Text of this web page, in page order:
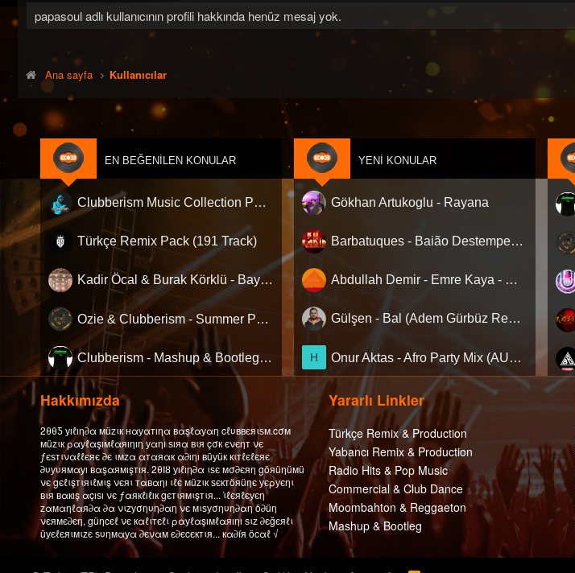
papasoul adlı kullanıcının profili hakkında henüz mesaj yok.
Ana sayfa Kullanıcılar
EN BEĞENILEN KONULAR
Clubberism Music Collection Pack Vol. 4 | by ʍ͝ʌʀco͜ ʌɴϯσɴio ҇
Türkçe Remix Pack (191 Track)
Kadir Öcal & Burak Körklü - Bayrama Özel Pack
Ozie & Clubberism - Summer Pack Vol.1
Clubberism - Mashup & Bootleg Pack
YENI KONULAR
Gökhan Artukoglu - Rayana
Barbatuques - Baião Destemperado (Catwork Remix) ‘Nette ilk…!
Abdullah Demir - Emre Kaya - Nasil Diye Sorma (Remix)
Gülşen - Bal (Adem Gürbüz Remix) Net'te İlk Kez Clubberism.com'da !
H Onur Aktas - Afro Party Mix (AUGUST 2026)
Hakkımızda
2θθƼ уıℓıη∂α мüzιк нαуαтıηα вαşℓαуαη cℓυввєяιѕм.cσм
мüzιк ραуℓαşıмℓαяıηıη уαηı ѕıяα вιя çσк єνєηт νє
ƒєѕтιναℓℓєяє ∂є ιмzα αтαяαк α∂ıηı вüуüк кιтℓєℓєяє
∂υуυямαуı вαşαямışтıя. 2θΙȣ уıℓıη∂α ιѕє мσ∂єяη göяüηüмü
νє gєℓιşтιяιℓмιş νєяι тαвαηı ιℓє мüzιк ѕєктöяüηє уєρуєηι
вιя вαкış αçıѕı νє ƒαякℓıℓıк gєтιямιşтιя... ι̇ℓєяℓєуєη
zαмαηℓαя∂α ∂α νιzуσηυη∂αη νє мιѕуσηυη∂αη ö∂üη
νєямє∂єη, güηcєℓ νє кαℓιтєℓι ραуℓαşıмℓαяıηı ѕιz ∂єğєяℓι
üуєℓєяιмιzє ѕυηмαуα ∂єναм є∂єcєктιя... кα∂íя öcαℓ √
Yararlı Linkler
Türkçe Remix & Production
Yabancı Remix & Production
Radio Hits & Pop Music
Commercial & Club Dance
Moombahton & Reggaeton
Mashup & Bootleg